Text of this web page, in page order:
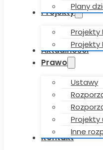
Plany
Projekty
Projekty
Projekty
Aktualności
Prawo
Ustawy
Inne
Kontakt